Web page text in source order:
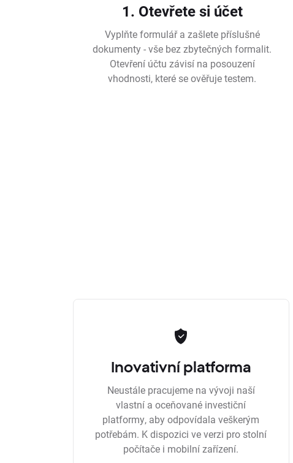
1. Otevřete si účet
Vyplňte formulář a zašlete příslušné
dokumenty - vše bez zbytečných formalit.
Otevření účtu závisí na posouzení
vhodnosti, které se ověřuje testem.
Inovativní platforma
Neustále pracujeme na vývoji naší
vlastní a oceňované investiční
platformy, aby odpovídala veškerým
potřebám. K dispozici ve verzi pro stolní
počítače i mobilní zařízení.